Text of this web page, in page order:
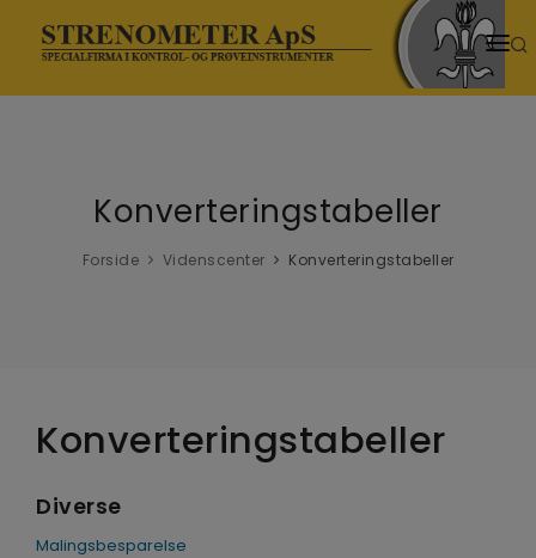
HJEM
SENESTE NYT
NYHEDER
DOWNLOADS
Konverteringstabeller
Forside Videnscenter Konverteringstabeller
Konverteringstabeller
Diverse
Malingsbesparelse